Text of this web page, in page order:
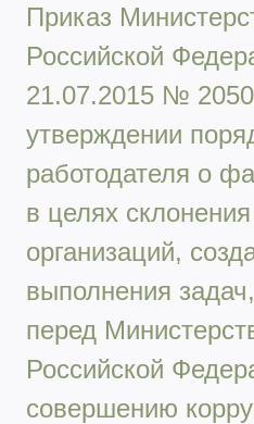
Приказ
Российской
21.07.2015 №
утверждении
работодателя о
в целях
организаций,
выполнения
перед
Российской
совершению